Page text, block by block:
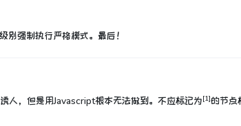
别强制执行严格模式。 最后！
人，但是用Javascript根本无法做到。 不应标记为[1]的节点